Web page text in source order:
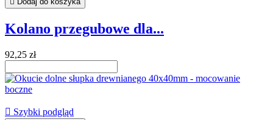
Kolano przegubowe dla...
92,25 zł
 Szybki podgląd